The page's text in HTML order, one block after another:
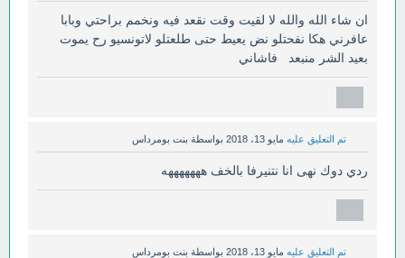
ان شاء الله والله لا لقيت وقت نقعد فيه ونخمم براحتي وبابا
عافرني هكا نفحتلو نض يعيط حتى طلعتلو لاتونسيو رح يموت
بعيد الشر منبعد فاشاني
تم التعليق عليه مايو 13، 2018 بواسطة بنت بومرداس
ردي دوك نهى انا نتنيرفا بالخف هههههههه
تم التعليق عليه مايو 13، 2018 بواسطة بنت بومرداس